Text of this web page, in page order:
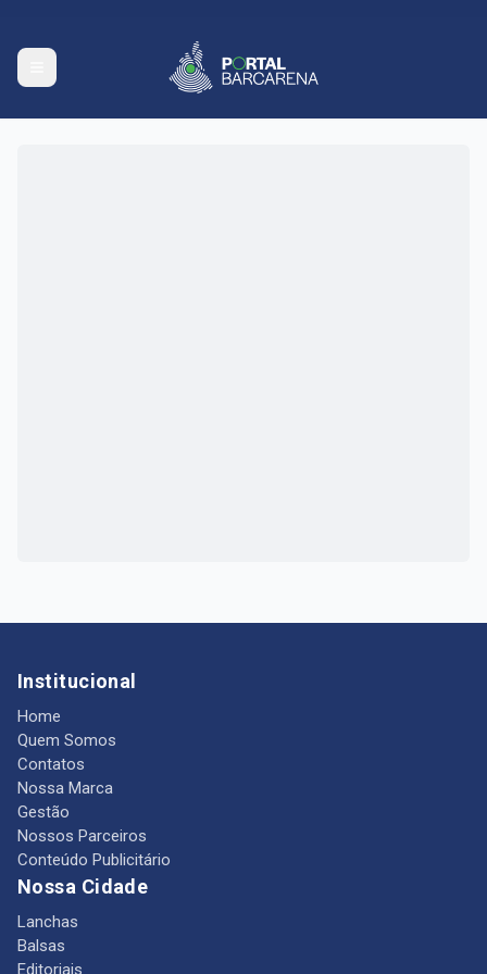
Institucional
Home
Quem Somos
Contatos
Nossa Marca
Gestão
Nossos Parceiros
Conteúdo Publicitário
Nossa Cidade
Lanchas
Balsas
Editoriais